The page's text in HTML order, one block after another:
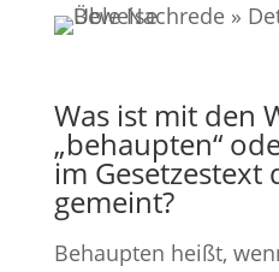
Was ist mit den
„behaupten“
im Gesetzestext
gemeint?
Behaupten heißt,